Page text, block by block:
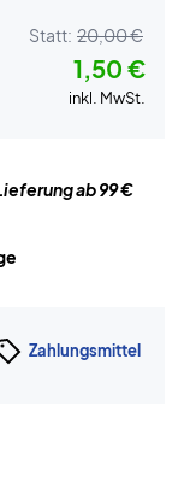
Statt: 20,00 €
1,50 €
inkl. MwSt.
ab 99 €
Zahlungsmittel